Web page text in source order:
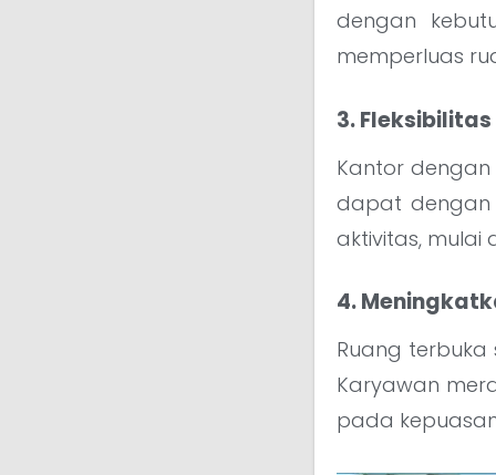
dengan
memperluas
3.
Kantor
dapat dengan
aktivitas, mulai
4.
Ruang terbuka
Karyawan
pada